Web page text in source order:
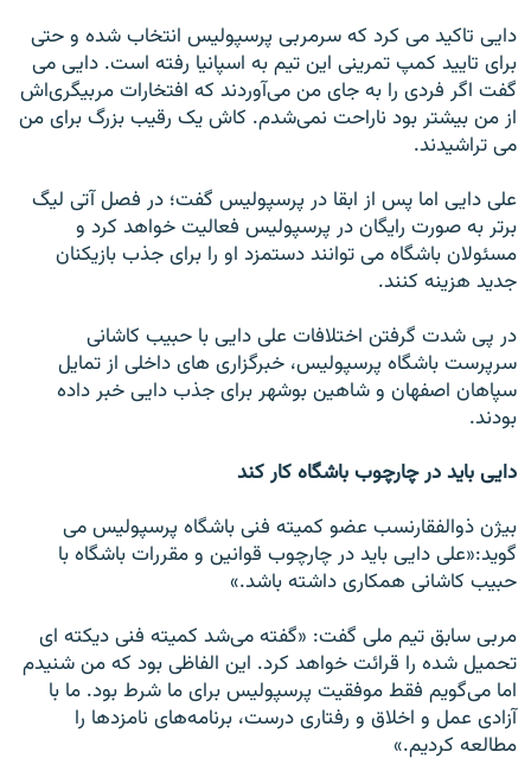
دايی تاکيد می کرد که سرمربی پرسپوليس انتخاب شده و حتی
برای تاييد کمپ تمرينی اين تيم به اسپانيا رفته است. دايی می
گفت اگر فردی را به جای من می‌آوردند که افتخارات مربيگری‌اش
از من بيشتر بود ناراحت نمی‌شدم. کاش يک رقيب بزرگ برای من
می تراشيدند.
علی دايی اما پس از ابقا در پرسپوليس گفت؛ در فصل آتی ليگ
برتر به صورت رايگان در پرسپوليس فعاليت خواهد کرد و
مسئولان باشگاه می توانند دستمزد او را برای جذب بازيکنان
جديد هزينه کنند.
در پی شدت گرفتن اختلافات علی دايی با حبيب کاشانی
سرپرست باشگاه پرسپوليس، خبرگزاری های داخلی از تمايل
سپاهان اصفهان و شاهين بوشهر برای جذب دايی خبر داده
بودند.
دايی بايد در چارچوب باشگاه کار کند
بيژن ذوالفقارنسب عضو کميته فنی باشگاه پرسپوليس می
گويد:«علی دايی بايد در چارچوب قوانين و مقررات باشگاه با
حبيب کاشانی همکاری داشته باشد.»
مربی سابق تيم ملی گفت: «گفته می‌شد کميته فنی ديکته ای
تحميل شده را قرائت خواهد کرد. اين الفاظی بود که من شنيدم
اما می‌گويم فقط موفقيت پرسپوليس برای ما شرط بود. ما با
آزادی عمل و اخلاق و رفتاری درست، برنامه‌های نامزدها را
مطالعه کرديم.»